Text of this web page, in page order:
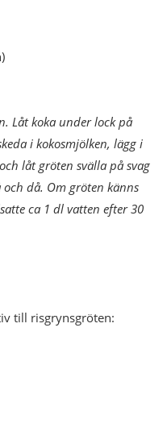
Låt koka under lock på
i kokosmjölken, lägg i
låt gröten svälla på svag
då. Om gröten känns
ca 1 dl vatten efter 30
till risgrynsgröten: